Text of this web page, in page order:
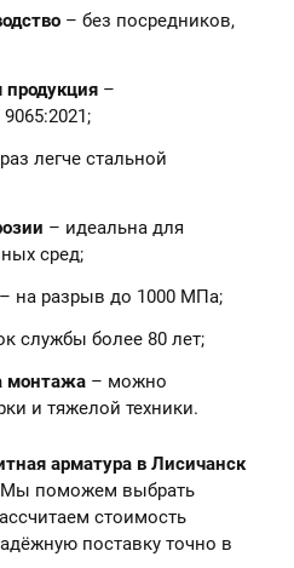
– без посредников,
–
легче стальной
– идеальна для
сред;
– на разрыв до 1000 МПа;
службы более 80 лет;
монтажа – можно
и тяжелой техники.
арматура в Лисичанск
Мы поможем выбрать
стоимость
поставку точно в